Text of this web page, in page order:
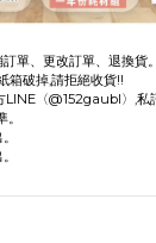
單、更改訂單、退換貨。
箱破掉,請拒絕收貨!!
LINE〈@152gaubl〉,私